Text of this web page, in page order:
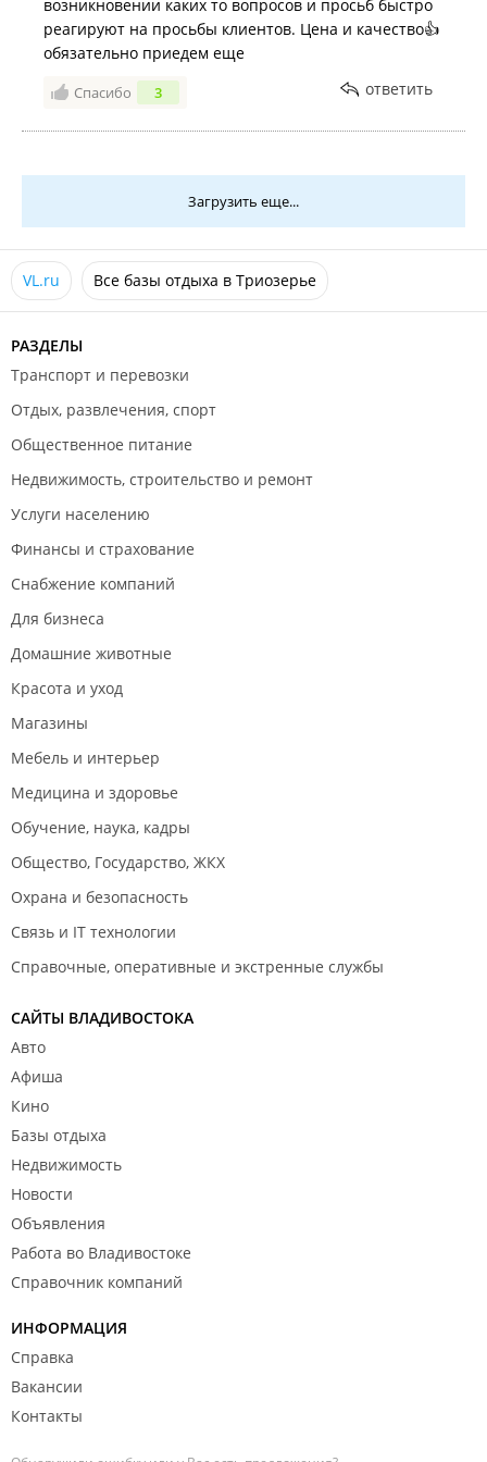
возникновении каких то вопросов и просьб быстро
реагируют на просьбы клиентов. Цена и качество👍
обязательно приедем еще
Спасибо 3 ответить
Загрузить еще...
VL.ru Все базы отдыха в Триозерье
РАЗДЕЛЫ
Транспорт и перевозки
Отдых, развлечения, спорт
Общественное питание
Недвижимость, строительство и ремонт
Услуги населению
Финансы и страхование
Снабжение компаний
Для бизнеса
Домашние животные
Красота и уход
Магазины
Мебель и интерьер
Медицина и здоровье
Обучение, наука, кадры
Общество, Государство, ЖКХ
Охрана и безопасность
Связь и IT технологии
Справочные, оперативные и экстренные службы
САЙТЫ ВЛАДИВОСТОКА
Авто
Афиша
Кино
Базы отдыха
Недвижимость
Новости
Объявления
Работа во Владивостоке
Справочник компаний
ИНФОРМАЦИЯ
Справка
Вакансии
Контакты